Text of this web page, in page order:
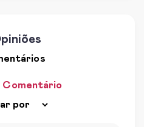
Comentário